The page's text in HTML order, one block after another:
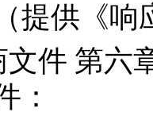
提供《响
件 第六
：